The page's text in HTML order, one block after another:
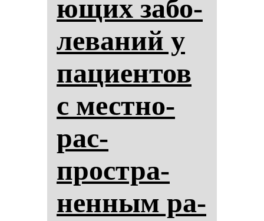
ющих за­бо­
ле­ва­ний у
па­ци­ен­тов
с мес­тно-
рас­
простра­
нен­ным ра­